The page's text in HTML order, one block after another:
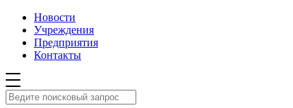
Новости
Учреждения
Предприятия
Контакты